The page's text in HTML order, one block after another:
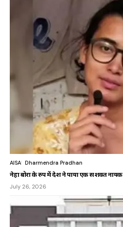
AISA Dharmendra Pradhan
नेहा बोरा के रुप में देश ने पाया एक सशक्त नायक
July 26, 2026